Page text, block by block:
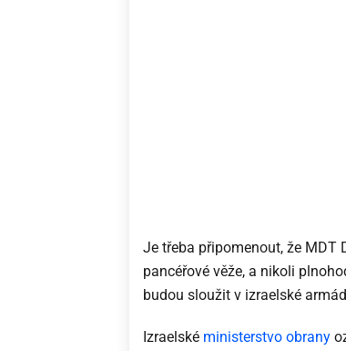
Je třeba připomenout, že MDT
pancéřové věže, a nikoli
budou sloužit v izraelské
Izraelské ministerstvo obrany